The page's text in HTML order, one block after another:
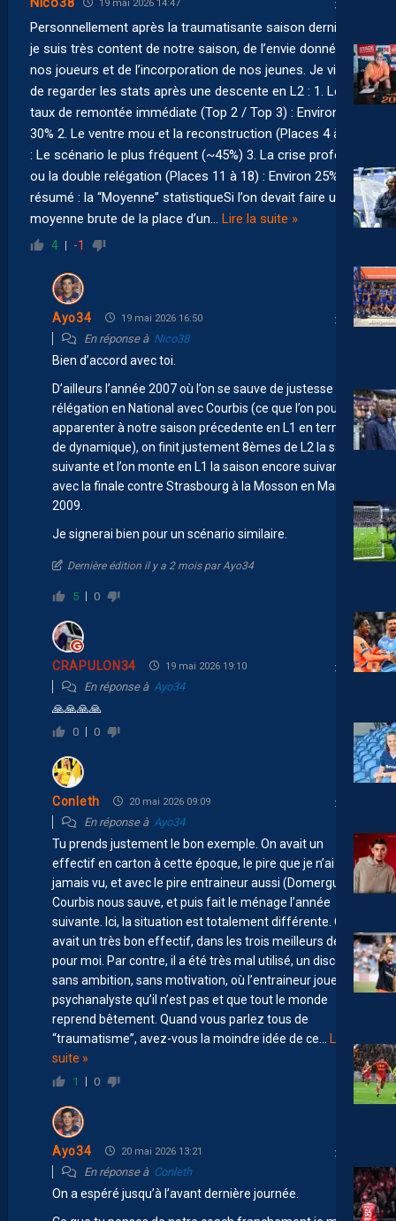
19 mai 2026 14:47
Personnellement après la traumatisante saison dernière,
je suis très content de notre saison, de l’envie donnée par
nos joueurs et de l’incorporation de nos jeunes. Je viens
de regarder les stats après une descente en L2 : 1. Le
taux de remontée immédiate (Top 2 / Top 3) : Environ
30% 2. Le ventre mou et la reconstruction (Places 4 à 10)
: Le scénario le plus fréquent (~45%) 3. La crise profonde
ou la double relégation (Places 11 à 18) : Environ 25% En
résumé : la “Moyenne” statistiqueSi l’on devait faire une
moyenne brute de la place d’un
Lire la suite »
4 -1
Ayo34 19 mai 2026 16:50
En réponse à Nico38
Bien d’accord avec toi.
D’ailleurs l’année 2007 où l’on se sauve de justesse de la
rélégation en National avec Courbis (ce que l’on pourrait
apparenter à notre saison précedente en L1 en terme
de dynamique), on finit justement 8èmes de L2 la saison
suivante et l’on monte en L1 la saison encore suivante
avec la finale contre Strasbourg à la Mosson en Mai
2009.
Je signerai bien pour un scénario similaire.
Dernière édition il y a 2 mois par Ayo34
5 0
CRAPULON34 19 mai 2026 19:10
En réponse à Ayo34
🙏🙏🙏🙏
0 0
Conleth 20 mai 2026 09:09
En réponse à Ayo34
Tu prends justement le bon exemple. On avait un
effectif en carton à cette époque, le pire que je n’ai
jamais vu, et avec le pire entraineur aussi (Domergue).
Courbis nous sauve, et puis fait le ménage l’année
suivante. Ici, la situation est totalement différente. On
avait un très bon effectif, dans les trois meilleurs de L2
pour moi. Par contre, il a été très mal utilisé, un discours
sans ambition, sans motivation, où l’entraineur joue le
psychanalyste qu’il n’est pas et que tout le monde
reprend bêtement. Quand vous parlez tous de
“traumatisme”, avez-vous la moindre idée de ce
Lire la
suite »
1 0
Ayo34 20 mai 2026 13:21
En réponse à Conleth
On a espéré jusqu’à l’avant dernière journée.